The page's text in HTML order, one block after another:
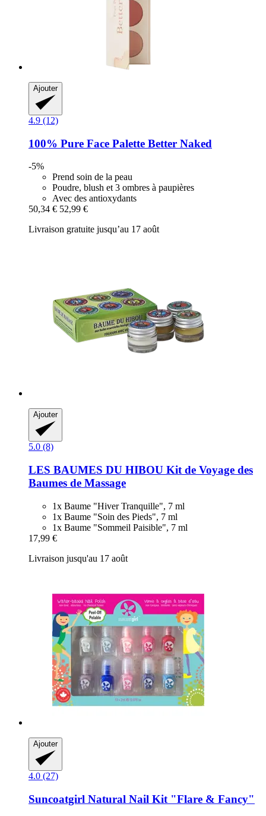
Ajouter
4.9 (12)
100% Pure Face Palette Better Naked
-5%
Prend soin de la peau
Poudre, blush et 3 ombres à paupières
Avec des antioxydants
50,34 € 52,99 €
Livraison gratuite jusqu’au 17 août
Ajouter
5.0 (8)
LES BAUMES DU HIBOU Kit de Voyage des
Baumes de Massage
1x Baume "Hiver Tranquille", 7 ml
1x Baume "Soin des Pieds", 7 ml
1x Baume "Sommeil Paisible", 7 ml
17,99 €
Livraison jusqu'au 17 août
Ajouter
4.0 (27)
Suncoatgirl Natural Nail Kit "Flare & Fancy"